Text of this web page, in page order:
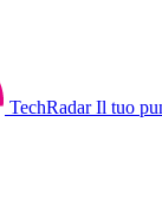
TechRadar Il tuo